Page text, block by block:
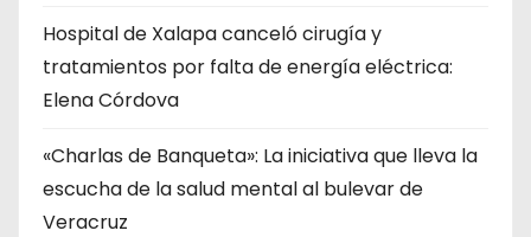
Hospital de Xalapa canceló cirugía y
tratamientos por falta de energía eléctrica:
Elena Córdova
«Charlas de Banqueta»: La iniciativa que lleva la
escucha de la salud mental al bulevar de
Veracruz